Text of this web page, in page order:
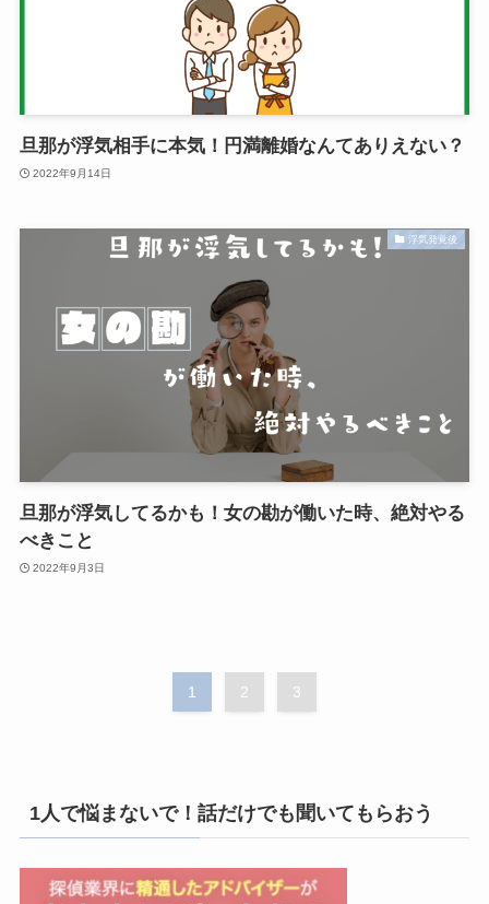
旦那が浮気相手に本気！円満離婚なんてありえない？
2022年9月14日
浮気発覚後
旦那が浮気してるかも！女の勘が働いた時、絶対やる
べきこと
2022年9月3日
1 2 3
1人で悩まないで！話だけでも聞いてもらおう